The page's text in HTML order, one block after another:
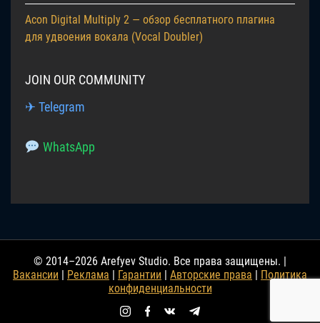
Acon Digital Multiply 2 — обзор бесплатного плагина
для удвоения вокала (Vocal Doubler)
JOIN OUR COMMUNITY
✈ Telegram
WhatsApp
© 2014–2026 Arefyev Studio. Все права защищены. |
Вакансии
Реклама Гарантии Авторские права
Политика
конфиденциальности